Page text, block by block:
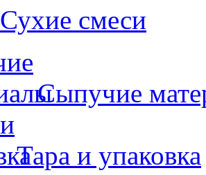
Сухие смеси
Сыпучие
Тара и упаковка